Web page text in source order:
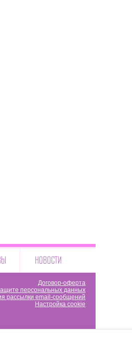
НОВОСТИ
Договор-оферта
персональных данных
рассылки email-сообщений
Настройка cookie